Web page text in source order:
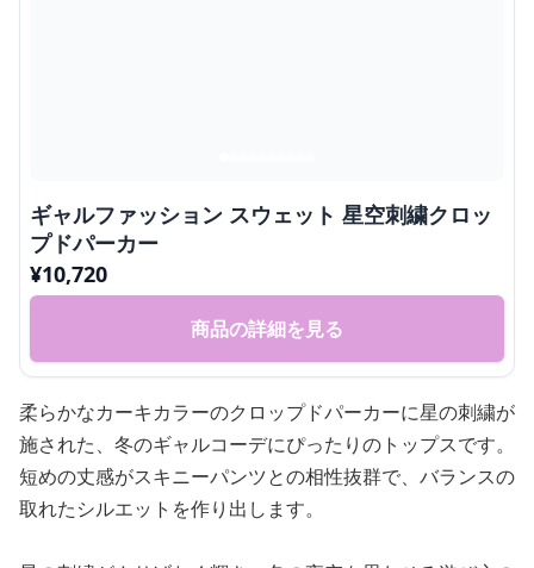
ギャルファッション スウェット 星空刺繍クロッ
プドパーカー
¥10,720
商品の詳細を見る
柔らかなカーキカラーのクロップドパーカーに星の刺繍が
施された、冬のギャルコーデにぴったりのトップスです。
短めの丈感がスキニーパンツとの相性抜群で、バランスの
取れたシルエットを作り出します。